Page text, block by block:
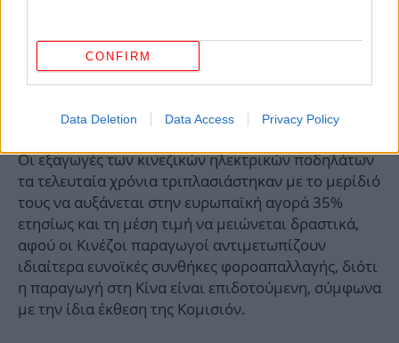
CONFIRM
Data Deletion Data Access Privacy Policy
στα κράτη-μέλη την επιβολή δασμών στα ηλεκτρικά
ποδήλατα, που κυμαίνονται μεταξύ 18,8% και
προκαλούν «υλικές ζημίες» στην ευρωπαϊκή αγορά,
Οι εξαγωγές των κινεζικών ηλεκτρικών ποδηλάτων
τα τελευταία χρόνια τριπλασιάστηκαν με το μερίδιό
τους να αυξάνεται στην ευρωπαϊκή αγορά 35%
ετησίως και τη μέση τιμή να μειώνεται δραστικά,
αφού οι Κινέζοι παραγωγοί αντιμετωπίζουν
ιδιαίτερα ευνοϊκές συνθήκες φοροαπαλλαγής, διότι
η παραγωγή στη Κίνα είναι επιδοτούμενη, σύμφωνα
με την ίδια έκθεση της Κομισιόν.